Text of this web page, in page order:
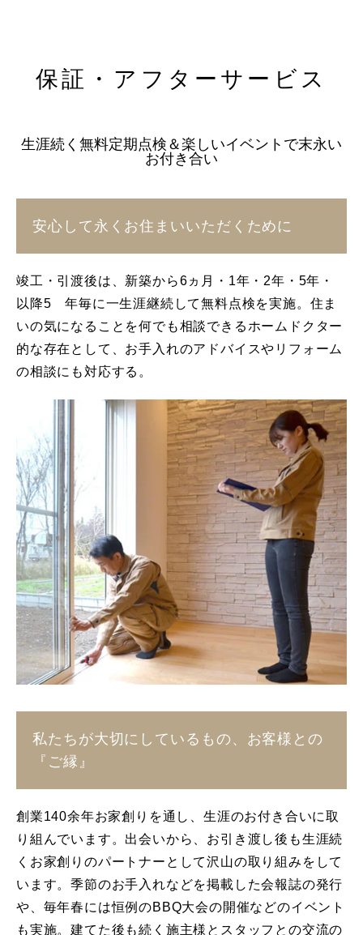
保証・アフターサービス
生涯続く無料定期点検＆楽しいイベントで末永い
お付き合い
安心して永くお住まいいただくために
竣工・引渡後は、新築から6ヵ月・1年・2年・5年・
以降5 年毎に一生涯継続して無料点検を実施。住ま
いの気になることを何でも相談できるホームドクター
的な存在として、お手入れのアドバイスやリフォーム
の相談にも対応する。
私たちが大切にしているもの、お客様との
『ご縁』
創業140余年お家創りを通し、生涯のお付き合いに取
り組んでいます。出会いから、お引き渡し後も生涯続
くお家創りのパートナーとして沢山の取り組みをして
います。季節のお手入れなどを掲載した会報誌の発行
や、毎年春には恒例のBBQ大会の開催などのイベント
も実施。建てた後も続く施主様とスタッフとの交流の